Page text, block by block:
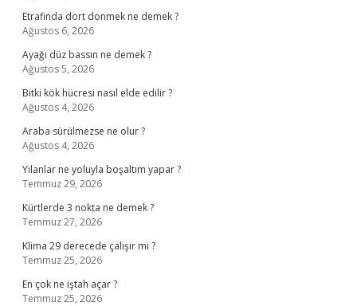
Etrafinda dort donmek ne demek ?
Ağustos 6, 2026
Ayağı düz bassın ne demek ?
Ağustos 5, 2026
Bitki kök hücresi nasıl elde edilir ?
Ağustos 4, 2026
Araba sürülmezse ne olur ?
Ağustos 4, 2026
Yılanlar ne yoluyla boşaltım yapar ?
Temmuz 29, 2026
Kürtlerde 3 nokta ne demek ?
Temmuz 27, 2026
Klima 29 derecede çalışır mı ?
Temmuz 25, 2026
En çok ne iştah açar ?
Temmuz 25, 2026